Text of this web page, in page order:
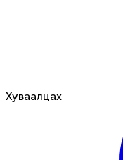
Хуваалцах